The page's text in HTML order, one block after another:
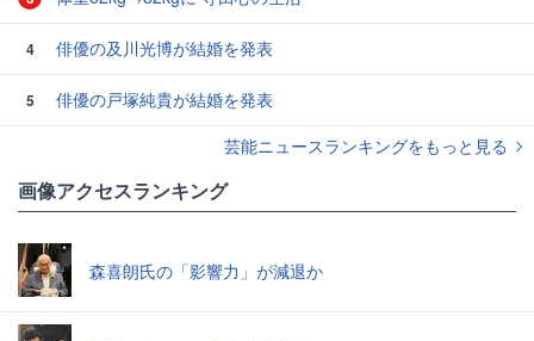
4 俳優の及川光博が結婚を発表
5
俳優の戸塚純貴が結婚を発表
芸能ニュースランキングをもっと見る
画像アクセスランキング
森喜朗氏の「影響力」が減退か